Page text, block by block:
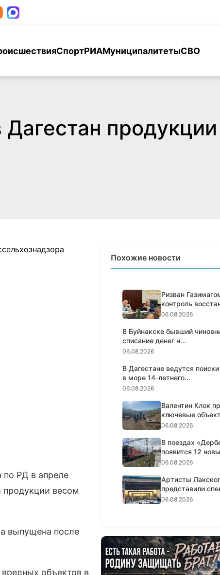
СпортРИАМуниципалитетыСВО
по РД в апреле
продукции весом
выпущена после
объектов в
Похожие новости
Ризван
контроль
06.08.2026
В Буйнакске бывший
списание денег н...
06.08.2026
В Дагестане ведутся
в море 14-летнего...
06.08.2026
Валентин Клок
ключевые
водоснабжени...
06.08.2026
В поездах
появится 12
06.08.2026
Артисты
представили
Шексп...
06.08.2026